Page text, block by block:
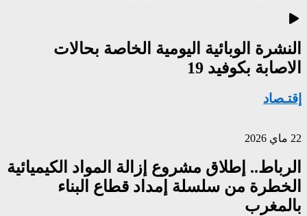
النشرة الوبائية اليومية الخاصة بحالات
الاصابة بكوفيد 19
إقتـصاد
22 ماي 2026
الرباط.. إطلاق مشروع إزالة المواد الكيميائية
الخطرة من سلسلة إمداد قطاع البناء
بالمغرب